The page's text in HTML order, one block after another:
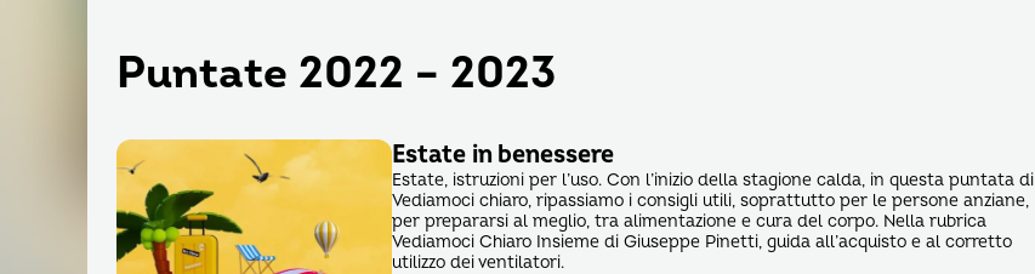
Puntate 2022 – 2023
Estate in benessere
Estate, istruzioni per l’uso. Con l’inizio della stagione calda, in questa puntata di
Vediamoci chiaro, ripassiamo i consigli utili, soprattutto per le persone anziane,
per prepararsi al meglio, tra alimentazione e cura del corpo. Nella rubrica
Vediamoci Chiaro Insieme di Giuseppe Pinetti, guida all’acquisto e al corretto
utilizzo dei ventilatori.